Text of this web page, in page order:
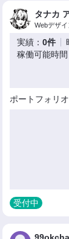
タナカ
Webデザ
実績：0件
稼働可能時
ポートフォリ
受付中